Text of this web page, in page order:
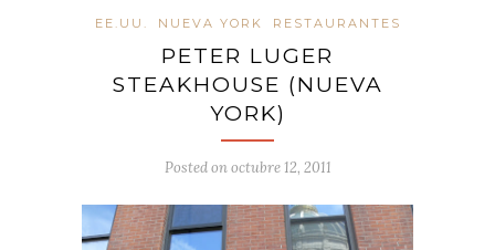
EE.UU. NUEVA YORK RESTAURANTES
PETER LUGER
STEAKHOUSE (NUEVA
YORK)
Posted onoctubre 12, 2011